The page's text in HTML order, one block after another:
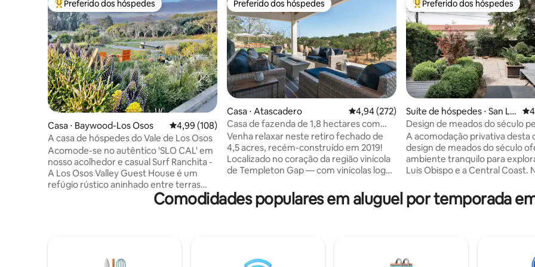
Entre os melhores preferidos dos hóspedes
Preferido dos hóspedes
Casa ⋅ Baywood-Los Osos 4,99 de uma avaliação média de 5, 108 avaliações
4,99 (108)
A casa de hóspedes do Vale de Los Osos
Acomode-se no autêntico 'SLO CAL' em
nosso acolhedor e casual Surf Ranchita -
A Los Osos Valley Guest House é um
refúgio rústico aninhado entre terras
agrícolas rurais pitorescas, Los Osos
descontraído e a costa natural
casa de 3 quartos totalmente abastecida
Preferido dos hóspedes
Preferido dos hóspedes
Casa ⋅ Atascadero 4,94 de uma avaliação média de 5, 272
4,94 (272)
Casa de fazenda de 1,8 hectares com
jacuzzi na região vinícola
Venha relaxar neste retiro fechado de
4,5 acres, recém-construído em 2019!
Localizado no coração da região vinícola
de Templeton Gap — com vinícolas logo
minutos do centro de Templeton e
Atascadero. Relaxe no espaçoso pátio de
hidromassagem sob as estrelas. Lá
Entre os melhores preferidos
Preferido dos hóspedes
Suíte de hóspedes ⋅ San Lui
s Obispo
Design de meados do século
centro e da Cal Poly
A acomodação privativa desta
design de meados do século
ambiente tranquilo para
Luis Obispo e a Central Coast.
completamente, além de
purificador de ar HEPA 24
condicionado, cozinha
Comodidades populares em aluguel por temporada